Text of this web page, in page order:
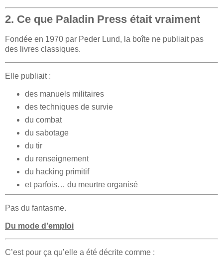
2. Ce que Paladin Press était vraiment
Fondée en 1970 par Peder Lund, la boîte ne publiait pas
des livres classiques.
Elle publiait :
des manuels militaires
des techniques de survie
du combat
du sabotage
du tir
du renseignement
du hacking primitif
et parfois… du meurtre organisé
Pas du fantasme.
Du mode d’emploi
C’est pour ça qu’elle a été décrite comme :